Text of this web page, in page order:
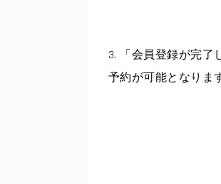
3. 「会員登録が完了
予約が可能となりま